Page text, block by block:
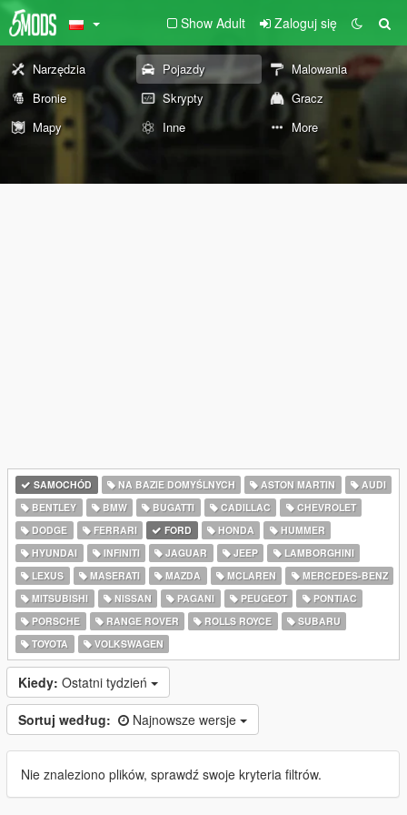
Show Adult Zaloguj się
Narzędzia Pojazdy
Malowania
Bronie
Skrypty
Gracz
Mapy
Inne More
SAMOCHÓD NA BAZIE DOMYŚLNYCH ASTON MARTIN
AUDI
BENTLEY
BMW BUGATTI CADILLAC
CHEVROLET
DODGE
FERRARI FORD HONDA
HUMMER
HYUNDAI
INFINITI JAGUAR JEEP
LAMBORGHINI
LEXUS
MASERATI MAZDA MCLAREN
MERCEDES-BENZ
MITSUBISHI
NISSAN PAGANI PEUGEOT
PONTIAC
PORSCHE
RANGE ROVER ROLLS ROYCE
SUBARU
TOYOTA
VOLKSWAGEN
Kiedy: Ostatni tydzień
Sortuj według: Najnowsze wersje
Nie znaleziono plików, sprawdź swoje kryteria filtrów.